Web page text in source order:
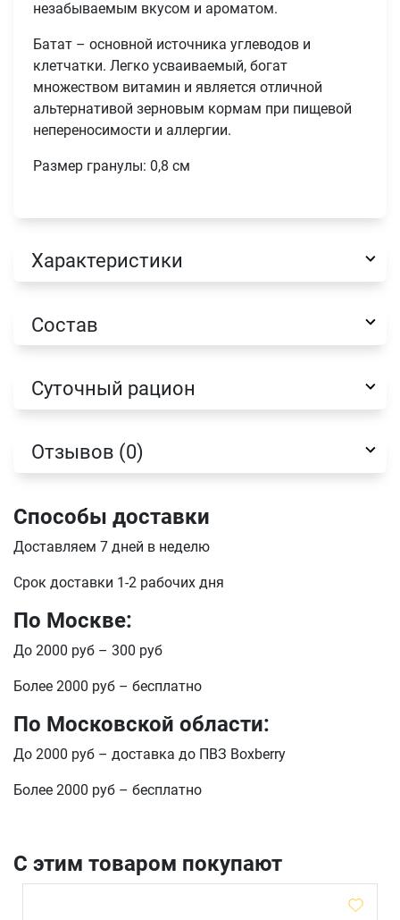
незабываемым вкусом и ароматом.
Батат – основной источника углеводов и
клетчатки. Легко усваиваемый, богат
множеством витамин и является отличной
альтернативой зерновым кормам при пищевой
непереносимости и аллергии.
Размер гранулы: 0,8 см
Характеристики
Состав
Суточный рацион
Отзывов (0)
Способы доставки
Доставляем 7 дней в неделю
Срок доставки 1-2 рабочих дня
По Москве:
До 2000 руб – 300 руб
Более 2000 руб – бесплатно
По Московской области:
До 2000 руб – доставка до ПВЗ Boxberry
Более 2000 руб – бесплатно
С этим товаром покупают
Телефон
E-mail